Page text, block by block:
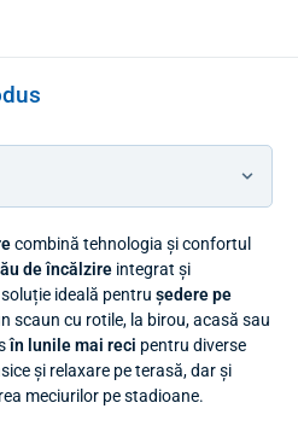
combină tehnologia și confortul
de încălzire integrat și
ideală pentru ședere pe
scaun cu rotile, la birou, acasă sau
în lunile mai reci pentru diverse
și relaxare pe terasă, dar și
meciurilor pe stadioane.